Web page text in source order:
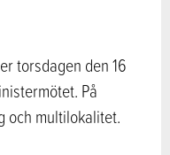
torsdagen den 16
På
och multilokalitet.